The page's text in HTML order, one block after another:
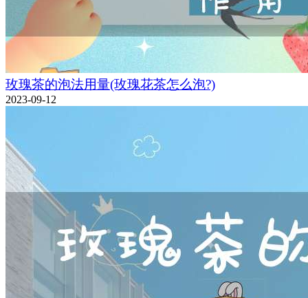
玫瑰茶的泡法用量(玫瑰花茶怎么泡?)
2023-09-12